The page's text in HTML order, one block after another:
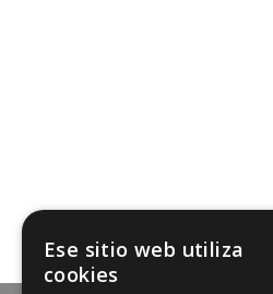
Ese sitio web utiliza
cookies